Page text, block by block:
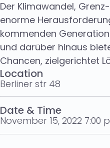
Der Klimawandel,
enorme
kommenden
und darüber hinaus
Chancen, zielgerichtet
Location
Berliner str 48
Date & Time
November 15, 2022 7:00